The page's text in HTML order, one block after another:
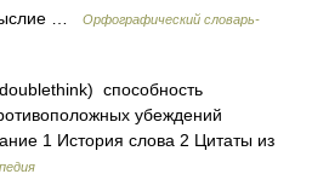
…
Орфографический словарь-
способность
убеждений
1 История слова 2 Цитаты из